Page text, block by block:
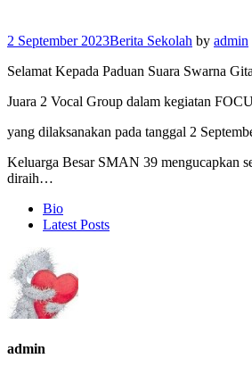
2 September 2023Berita Sekolah by admin
Selamat Kepada Paduan Suara Swarna
Juara 2 Vocal Group dalam kegiatan
yang dilaksanakan pada tanggal 2
Keluarga Besar SMAN 39 mengucapkan
diraih…
following
tabs
change
content
below.
Bio
Latest Posts
admin